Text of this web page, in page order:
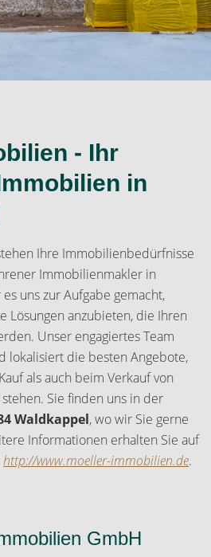
- Ihr
in
Ihre Immobilienbedürfnisse
Immobilienmakler in
uns zur Aufgabe gemacht,
Lösungen anzubieten, die Ihren
Unser engagiertes Team
lokalisiert die besten Angebote,
als auch beim Verkauf von
Sie finden uns in der
Waldkappel, wo wir Sie gerne
Informationen erhalten Sie auf
http://www.moeller-immobilien.de.
GmbH